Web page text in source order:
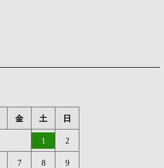
金 土 日
1 2
7 8 9